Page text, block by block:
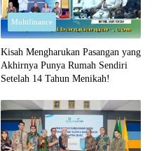
Multifinance
Kisah Mengharukan Pasangan yang
Akhirnya Punya Rumah Sendiri
Setelah 14 Tahun Menikah!